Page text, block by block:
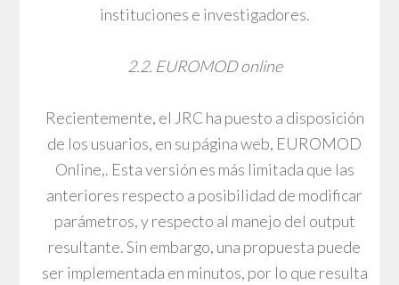
instituciones e investigadores.
2.2. EUROMOD online
Recientemente, el JRC ha puesto a disposición
de los usuarios, en su página web, EUROMOD
Online,. Esta versión es más limitada que las
anteriores respecto a posibilidad de modificar
parámetros, y respecto al manejo del output
resultante. Sin embargo, una propuesta puede
ser implementada en minutos, por lo que resulta